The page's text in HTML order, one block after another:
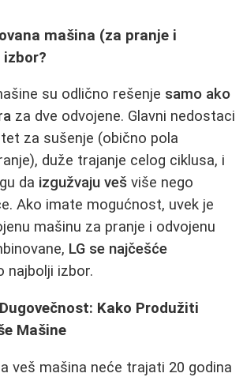
mašina (za pranje i
izbor?
su odlično rešenje samo ako
za dve odvojene. Glavni nedostaci
za sušenje (obično pola
duže trajanje celog ciklusa, i
da izgužvaju veš više nego
Ako imate mogućnost, uvek je
mašinu za pranje i odvojenu
LG se najčešće
najbolji izbor.
Kako Produžiti
Mašine
veš mašina neće trajati 20 godina